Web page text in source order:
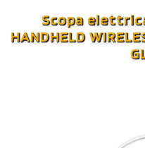
Scopa
HANDHELD